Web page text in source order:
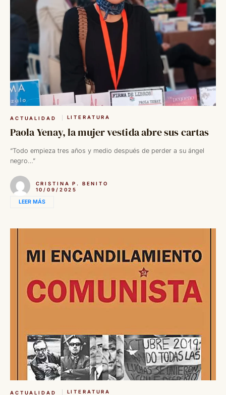
ACTUALIDAD LITERATURA
Paola Yenay, la mujer vestida abre sus cartas
“Todo empieza tres años y medio después de perder a su ángel
negro…”
CRISTINA P. BENITO
10/09/2025
LEER MÁS
ACTUALIDAD LITERATURA